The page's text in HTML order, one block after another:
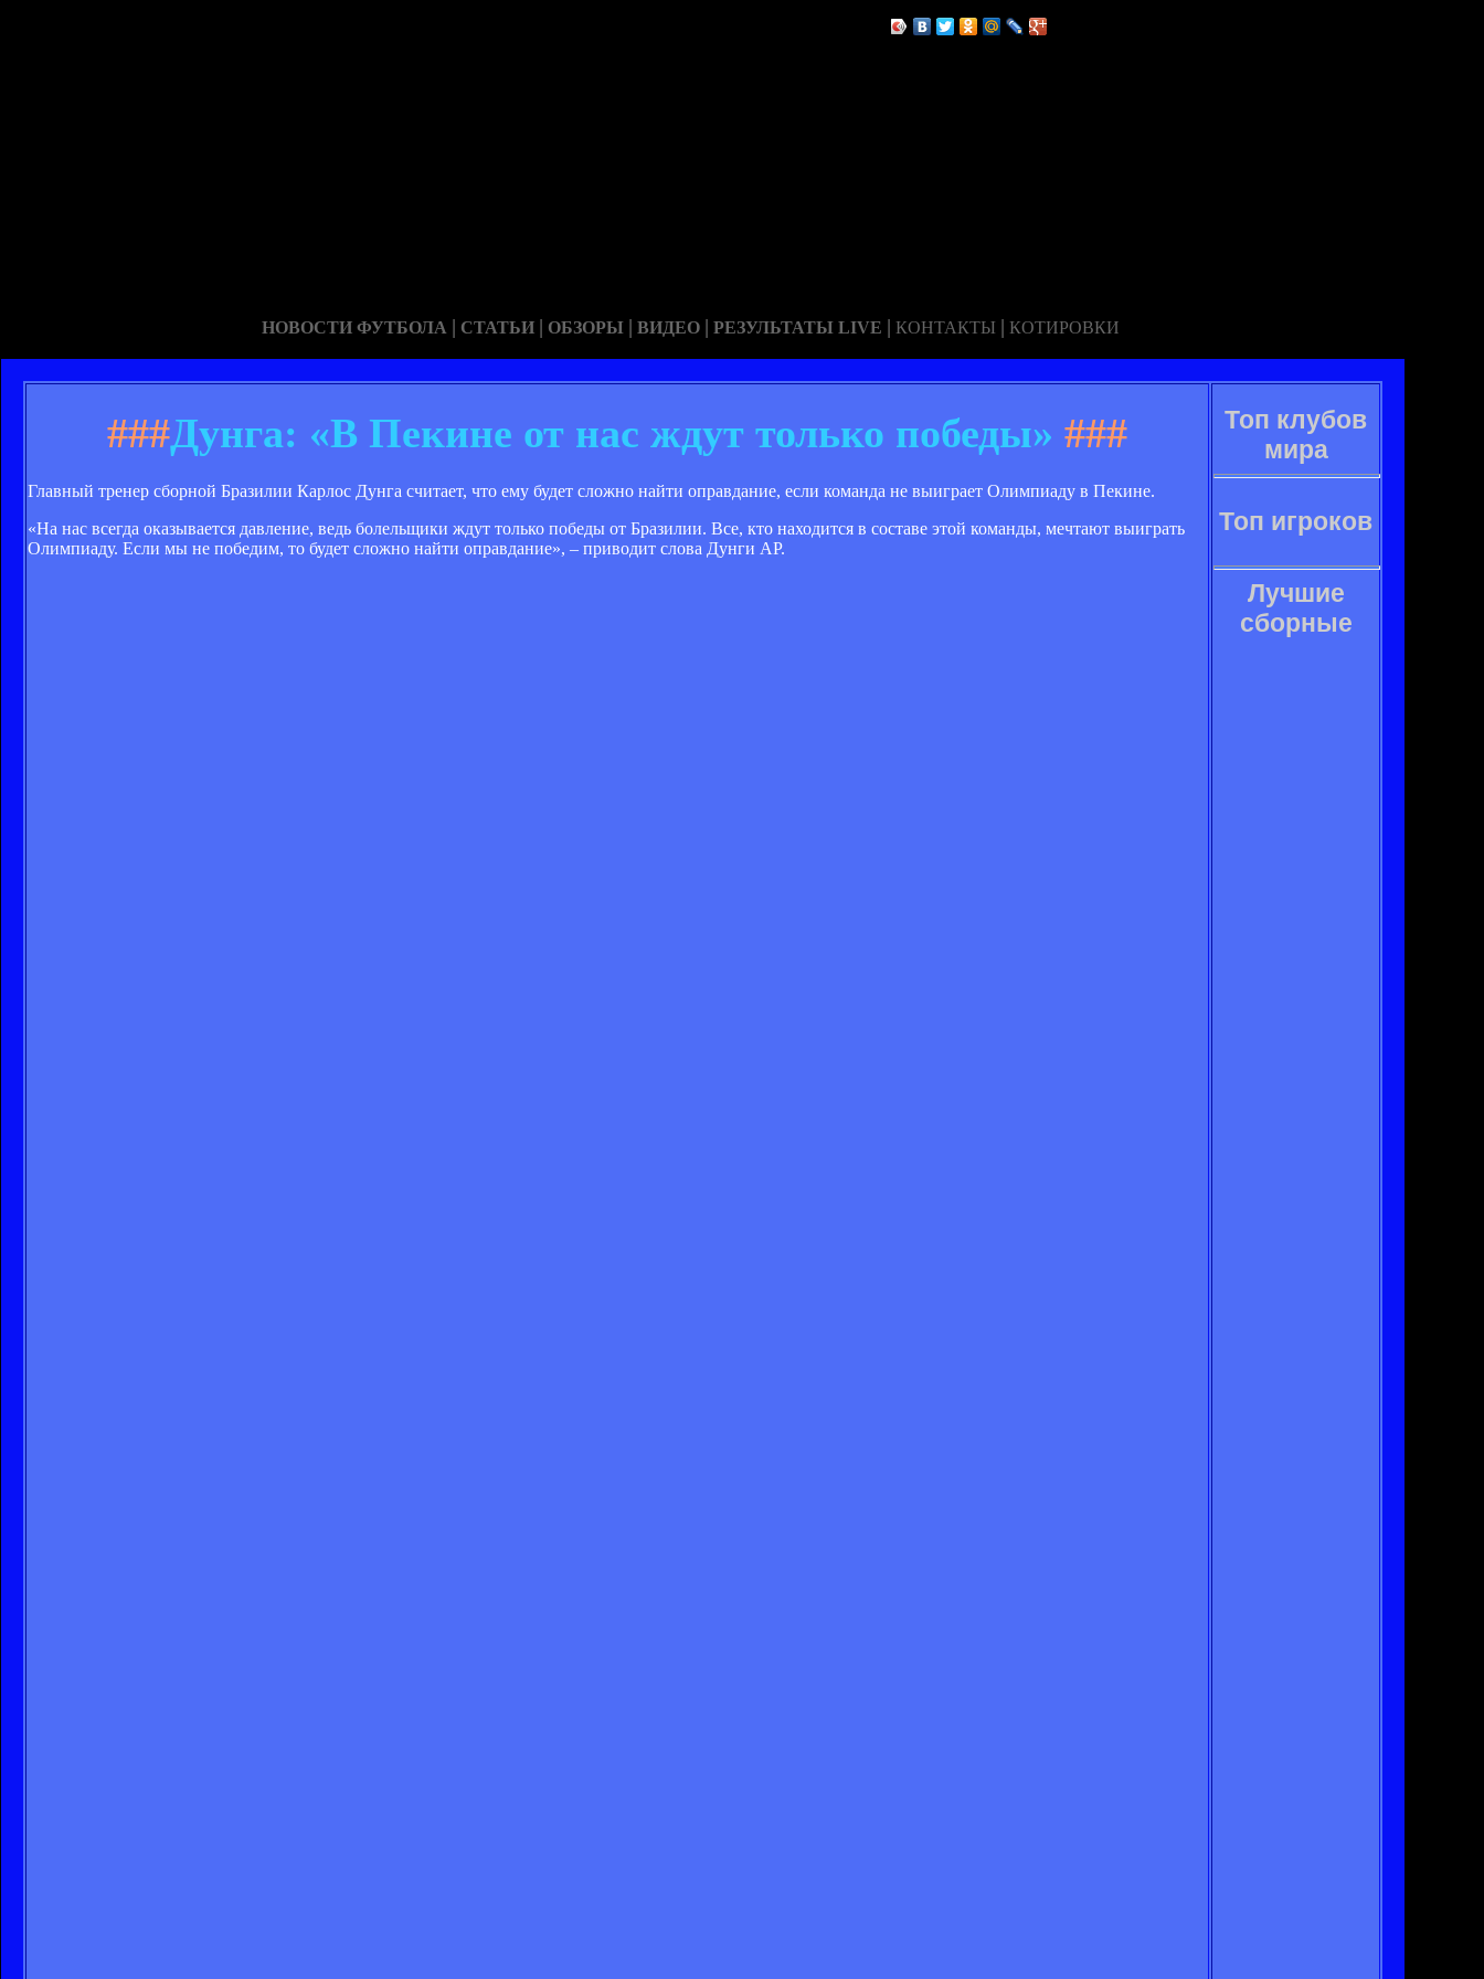
НОВОСТИ ФУТБОЛА | СТАТЬИ | ОБЗОРЫ | ВИДЕО | РЕЗУЛЬТАТЫ LIVE | КОНТАКТЫ | КОТИРОВКИ
###Дунга: «В Пекине от нас ждут только победы» ###
Главный тренер сборной Бразилии Карлос Дунга считает, что ему будет сложно найти оправдание, если команда не выиграет Олимпиаду в Пекине.
«На нас всегда оказывается давление, ведь болельщики ждут только победы от Бразилии. Все, кто находится в составе этой команды, мечтают выиграть
Олимпиаду. Если мы не победим, то будет сложно найти оправдание», – приводит слова Дунги AP.
Топ клубов
мира
Топ игроков
Лучшие
сборные